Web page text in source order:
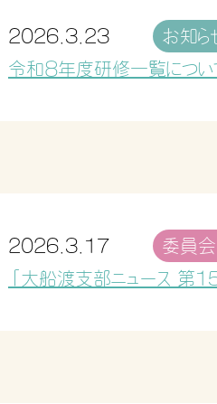
2026.3.23
お知ら
令和８年度研修一覧につい
2026.3.17
委員会
「大船渡支部ニュース 第